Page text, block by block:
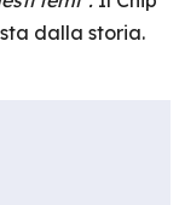
dalla storia.